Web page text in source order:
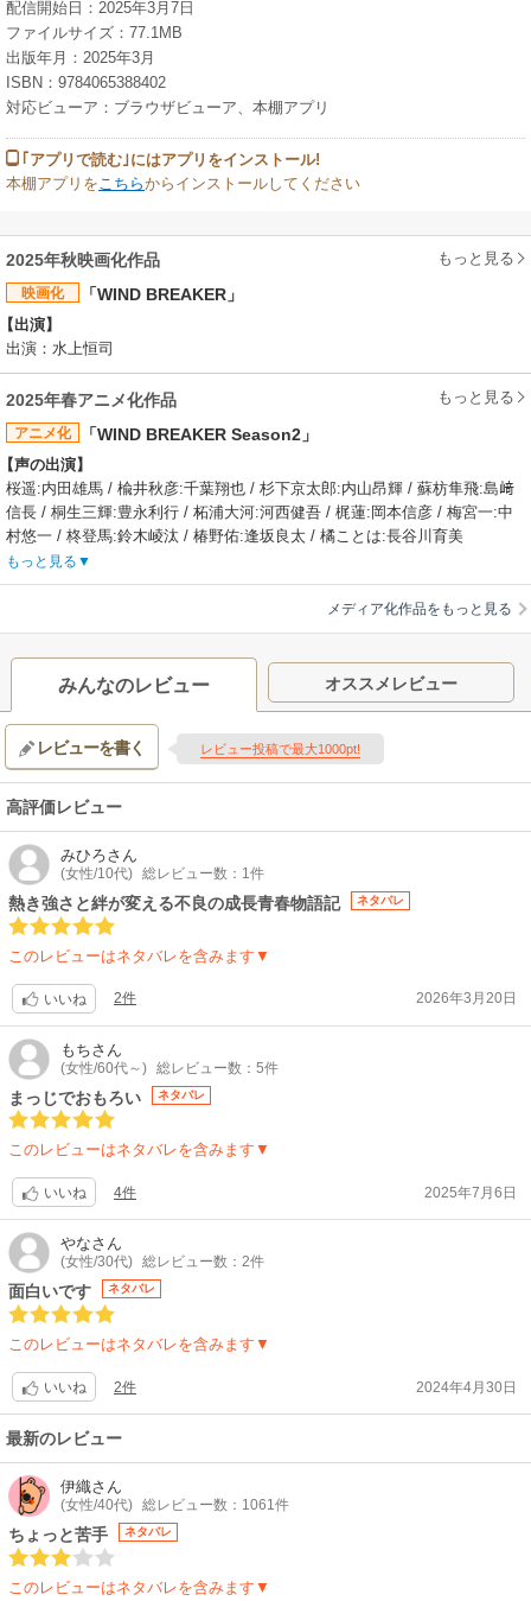
配信開始日：2025年3月7日
ファイルサイズ：77.1MB
出版年月：2025年3月
ISBN：9784065388402
対応ビューア：ブラウザビューア、本棚アプリ
｢アプリで読む｣にはアプリをインストール!
本棚アプリを こちらからインストールしてください
2025年秋映画化作品 もっと見る
映画化 「WIND BREAKER」
出演】
出演：水上恒司
2025年春アニメ化作品 もっと見る
アニメ化 「WIND BREAKER Season2」
声の出演】
桜遥:内田雄馬 / 楡井秋彦:千葉翔也 / 杉下京太郎:内山昂輝 / 蘇枋隼飛:島﨑
信長 / 桐生三輝:豊永利行 / 柘浦大河:河西健吾 / 梶蓮:岡本信彦 / 梅宮一:中
村悠一 / 柊登馬:鈴木崚汰 / 椿野佑:逢坂良太 / 橘ことは:長谷川育美
あらすじ】
人を傷つける者、物を壊す者、悪意を持ち込む者何人も例外なくボウフウ
リンが粛清する――！偏差値は最底辺、ケンカは最強。超不良校として名
高い、風鈴（ふうりん）高校。その「てっぺん」を獲るため、街の“外”から
やってきた高校 1年生・桜遥。しかし、現在の風鈴高校は“防風鈴”（ボウフ
ウリン）と名付けられ街を守る集団となっていた。仲間や街の人々との触
れ合いを通して、少しずつ「てっぺん」のあり方が変わり始めた桜。新た
な仲間、新たな敵との出会い――級長として“守るために闘う”桜の英雄伝
説、次なるステージへ！
制作会社】
CloverWorks
スタッフ情報】
原作:にいさとる「WIND BREAKER」(「マガジンポケット」講談社刊）
監督:赤井俊文
シリーズ構成:瀬古浩司 / キャラクターデザイン:川上大志 / 総作画監督:川
上大志、田中裕介 / アクションディレクター:浅賀和行 / プロップデザイン:
羽土真衣子 / 美術設定・美術監督:守安靖尚 / 色彩設計:原恭子、横田明日香
/ 撮影監督:長瀬由起子 / 3Dディレクター:渡邉啓太 / 編集:三嶋章紀 / 音楽:
高橋諒 / 音響監督:明田川仁
音楽】
関連リンク】
公式サイト「WIND BREAKER Season2」
もっと見る
メディア化作品をもっと見る
みんなのレビュー オススメレビュー
レビューを書く レビュー投稿で最大1000pt!
高評価レビュー
みひろさん
(女性/10代) 総レビュー数：1件
熱き強さと絆が変える不良の成長青春物語記 ネタバレ
このレビューはネタバレを含みます▼
いいね 2件 2026年3月20日
もちさん
(女性/60代～) 総レビュー数：5件
まっじでおもろい ネタバレ
このレビューはネタバレを含みます▼
いいね 4件 2025年7月6日
やなさん
(女性/30代) 総レビュー数：2件
面白いです ネタバレ
このレビューはネタバレを含みます▼
いいね 2件 2024年4月30日
最新のレビュー
伊織さん
(女性/40代) 総レビュー数：1061件
ちょっと苦手 ネタバレ
このレビューはネタバレを含みます▼